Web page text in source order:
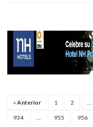
« Anterior 1 2
934 955 956